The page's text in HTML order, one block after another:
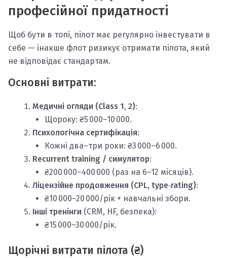
професійної придатності
Щоб бути в топі, пілот має регулярно інвестувати в
себе — інакше флот ризикує отримати пілота, який
не відповідає стандартам.
Основні витрати:
Медичні огляди (Class 1, 2):
Щороку: ₴5 000–10 000.
Психологічна сертифікація:
Кожні два–три роки: ₴3 000–6 000.
Recurrent training / симулятор:
₴200 000–400 000 (раз на 6–12 місяців).
Ліцензійне продовження (CPL, type‑rating):
₴10 000–20 000/рік + навчальні збори.
Інші тренінги (CRM, HF, безпека):
₴15 000–30 000/рік.
Щорічні витрати пілота (₴)